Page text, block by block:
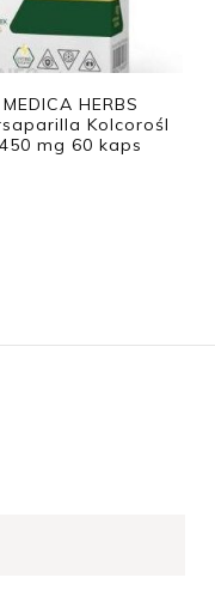
MEDICA HERBS
Kolcorośl
450 mg 60 kaps